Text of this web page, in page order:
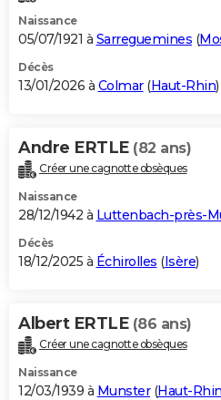
Dictionnaire
Biographies
Citations
Expressions
Proverbes
PROGRAMME TV
S'inscrire
Se connecter
Lycées
Collèges
Primaires
Universités
Entreprises
Service militaire
Avis de recherche
AVIS DE DÉCÈS
Bricolage
Lifestyle
Culture
Sport
Auto
Television
Voyage
Cinema
Naissance
05/07/1921 à Sarreguemines (
Décès
13/01/2026 à Colmar(Haut-Rhin)
Andre ERTLE (82 ans)
Créer une cagnotte obsèques
Naissance
28/12/1942 à Luttenbach-près-
Décès
18/12/2025 à Échirolles (Isère)
Albert ERTLE (86 ans)
Créer une cagnotte obsèques
Naissance
12/03/1939 à Munster(Haut-Rhin